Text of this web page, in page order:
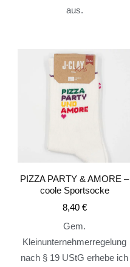
aus.
PIZZA PARTY & AMORE –
coole Sportsocke
8,40 €
Gem.
Kleinunternehmerregelung
nach § 19 UStG erhebe ich